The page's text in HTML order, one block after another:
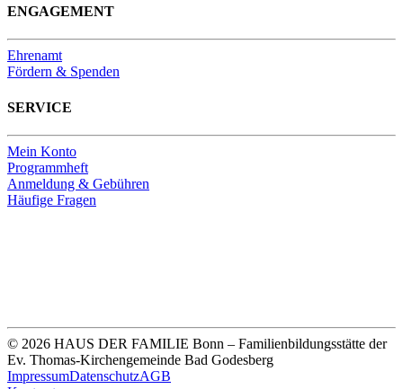
ENGAGEMENT
Ehrenamt
Fördern & Spenden
SERVICE
Mein Konto
Programmheft
Anmeldung & Gebühren
Häufige Fragen
© 2026 HAUS DER FAMILIE Bonn – Familienbildungsstätte der
Ev. Thomas-Kirchengemeinde Bad Godesberg
ImpressumDatenschutzAGB